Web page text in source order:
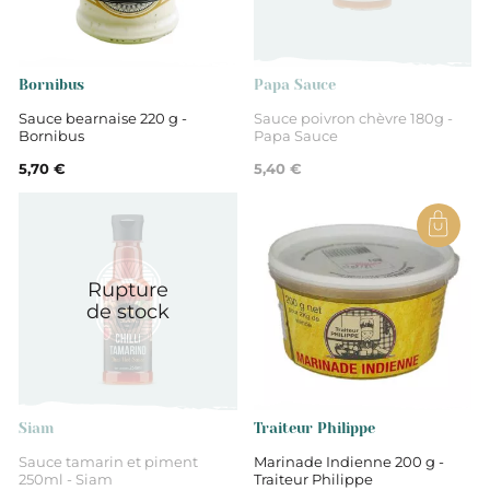
Sauces et crèmes
Bornibus
Sauce bearnaise 220 g -
Bornibus
5,70 €
Papa Sauce
Sauce poivron chèvre 180g -
Papa Sauce
5,40 €
Rupture
de stock
Siam
Sauce tamarin et piment
250ml - Siam
Traiteur Philippe
Marinade Indienne 200 g -
Traiteur Philippe